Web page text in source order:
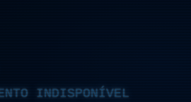
INDISPONÍVEL